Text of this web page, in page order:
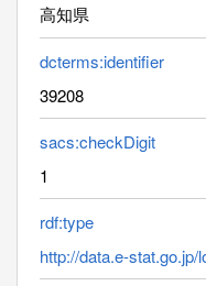
高知県
dcterms:identifier
39208
sacs:checkDigit
1
rdf:type
http://data.e-